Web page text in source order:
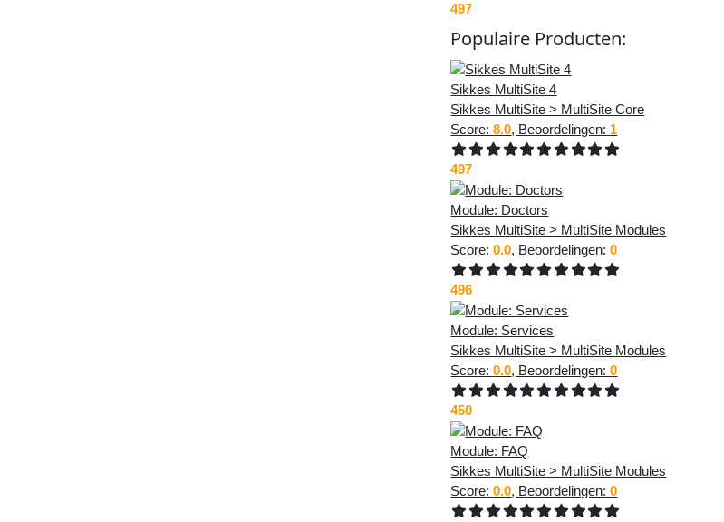
497
Populaire Producten:
Sikkes MultiSite 4
Sikkes MultiSite > MultiSite Core
Score:8.0, Beoordelingen: 1
497
Module: Doctors
Sikkes MultiSite > MultiSite Modules
Score:0.0, Beoordelingen:0
496
Module: Services
Sikkes MultiSite > MultiSite Modules
Score:0.0, Beoordelingen:0
450
Module: FAQ
Sikkes MultiSite > MultiSite Modules
Score:0.0, Beoordelingen:0